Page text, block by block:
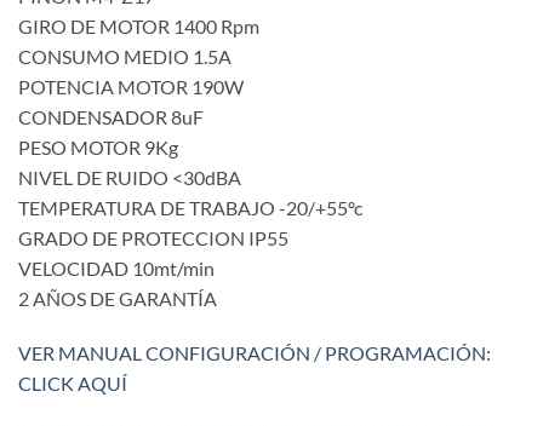
GIRO DE MOTOR 1400 Rpm
CONSUMO MEDIO 1.5A
POTENCIA MOTOR 190W
CONDENSADOR 8uF
PESO MOTOR 9Kg
NIVEL DE RUIDO <30dBA
TEMPERATURA DE TRABAJO -20/+55ºc
GRADO DE PROTECCION IP55
VELOCIDAD 10mt/min
2 AÑOS DE GARANTÍA
VER MANUAL CONFIGURACIÓN / PROGRAMACIÓN:
CLICK AQUÍ